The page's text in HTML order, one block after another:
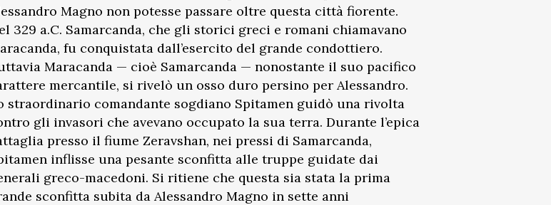
Magno non potesse passare oltre questa città fiorente.
329 a.C. Samarcanda, che gli storici greci e romani chiamavano
fu conquistata dall’esercito del grande condottiero.
Maracanda — cioè Samarcanda — nonostante il suo pacifico
mercantile, si rivelò un osso duro persino per Alessandro.
straordinario comandante sogdiano Spitamen guidò una rivolta
gli invasori che avevano occupato la sua terra. Durante l’epica
presso il fiume Zeravshan, nei pressi di Samarcanda,
inflisse una pesante sconfitta alle truppe guidate dai
greco-macedoni. Si ritiene che questa sia stata la prima
sconfitta subita da Alessandro Magno in sette anni